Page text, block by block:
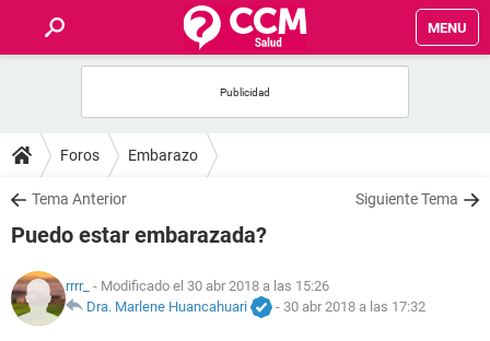
MENU
FOROS
SALUD
NUTRICIÓN
Foros Embarazo
Tema Anterior Siguiente Tema
Puedo estar embarazada?
rrrr_ - Modificado el 30 abr 2018 a las 15:26
Dra. Marlene Huancahuari
- 30 abr 2018 a las 17:32